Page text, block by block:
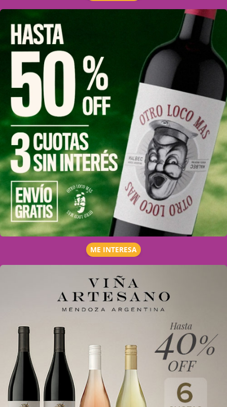
ME INTERESA